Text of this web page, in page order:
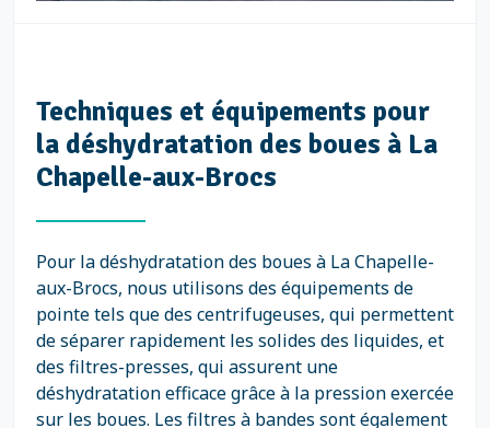
Techniques et équipements pour
la déshydratation des boues à La
Chapelle-aux-Brocs
Pour la déshydratation des boues à La Chapelle-
aux-Brocs, nous utilisons des équipements de
pointe tels que des centrifugeuses, qui permettent
de séparer rapidement les solides des liquides, et
des filtres-presses, qui assurent une
déshydratation efficace grâce à la pression exercée
sur les boues. Les filtres à bandes sont également